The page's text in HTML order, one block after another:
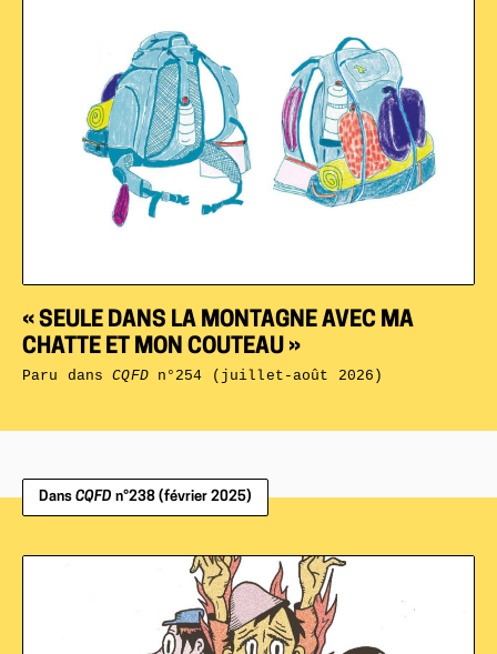
« SEULE DANS LA MONTAGNE AVEC MA
CHATTE ET MON COUTEAU »
Paru dansCQFDn°254 (juillet-août 2026)
Dans CQFD n°238 (février 2025)